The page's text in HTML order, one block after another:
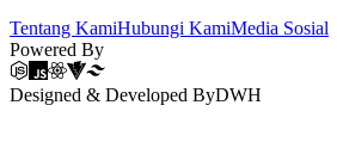
Tentang KamiHubungi KamiMedia Sosial
Powered By
Designed & Developed ByDWH